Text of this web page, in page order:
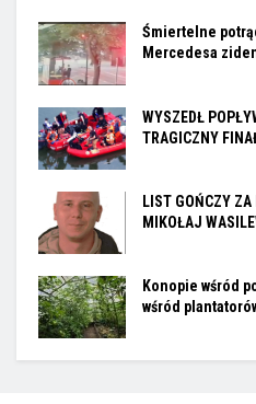
Śmiertelne
Mercedesa
WYSZEDŁ
TRAGICZNY
LIST GOŃCZY ZA
MIKOŁAJ
Konopie wśród
wśród